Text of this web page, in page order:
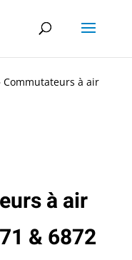
Commutateurs à air
à air
& 6872